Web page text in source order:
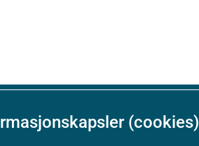
(cookies)
Om nettstedet